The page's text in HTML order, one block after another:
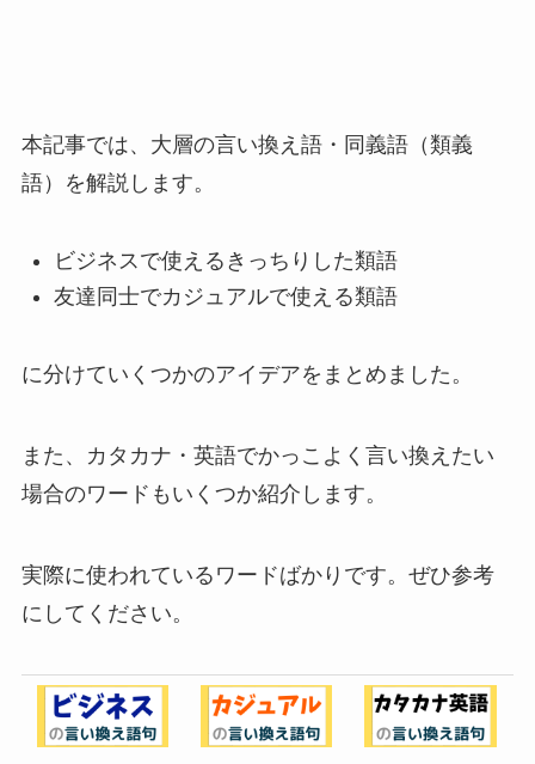
本記事では、大層の言い換え語・同義語（類義
語）を解説します。
ビジネスで使えるきっちりした類語
友達同士でカジュアルで使える類語
に分けていくつかのアイデアをまとめました。
また、カタカナ・英語でかっこよく言い換えたい
場合のワードもいくつか紹介します。
実際に使われているワードばかりです。ぜひ参考
にしてください。